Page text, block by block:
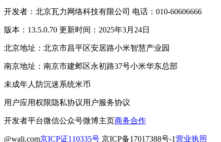
开发者：北京瓦力网络科技有限公司 电话：010-60606666
版本：13.5.0.70 更新时间：2025年3月24日
北京地址：北京市昌平区安居路小米智慧产业园
南京地址：南京市建邺区永初路37号小米华东总部
未成年人防沉迷系统米币
用户应用权限隐私协议用户服务协议
开发者平台微信公众号微博主页商务合作
@wali.com京ICP证110335号 京ICP备17017388号-1营业执照